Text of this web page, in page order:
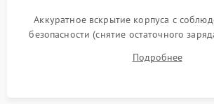
Аккуратное вскрытие корпуса с
безопасности (снятие остаточного
и кистей для предотвращения
Подробнее